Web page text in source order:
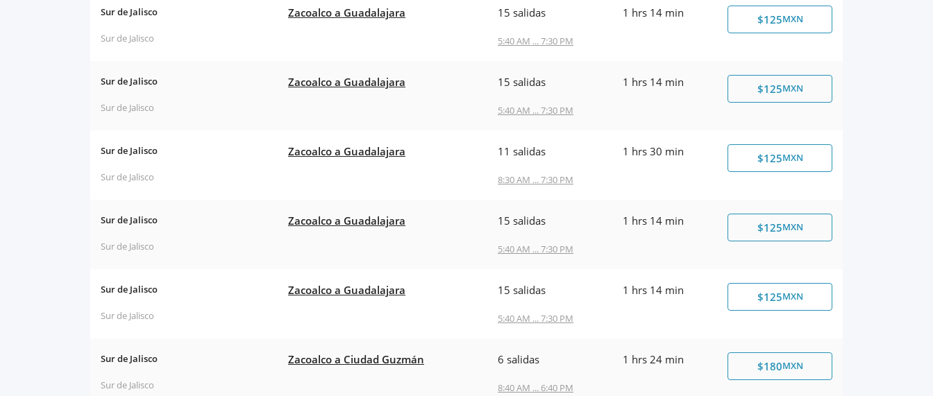
Sur de Jalisco
Sur de Jalisco
Zacoalco a Guadalajara 15 salidas
5:40 AM ... 7:30 PM
1 hrs 14 min $125MXN
Sur de Jalisco
Sur de Jalisco
Zacoalco a Guadalajara 15 salidas
5:40 AM ... 7:30 PM
1 hrs 14 min $125MXN
Sur de Jalisco
Sur de Jalisco
Zacoalco a Guadalajara 11 salidas
8:30 AM ... 7:30 PM
1 hrs 30 min $125MXN
Sur de Jalisco
Sur de Jalisco
Zacoalco a Guadalajara 15 salidas
5:40 AM ... 7:30 PM
1 hrs 14 min $125MXN
Sur de Jalisco
Sur de Jalisco
Zacoalco a Guadalajara 15 salidas
5:40 AM ... 7:30 PM
1 hrs 14 min $125MXN
Sur de Jalisco
Sur de Jalisco
Zacoalco a Ciudad Guzmán 6 salidas
8:40 AM ... 6:40 PM
1 hrs 24 min $180MXN